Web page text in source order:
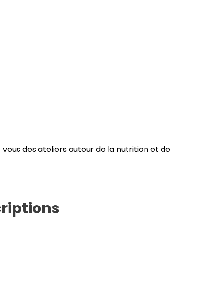
des ateliers autour de la nutrition et de